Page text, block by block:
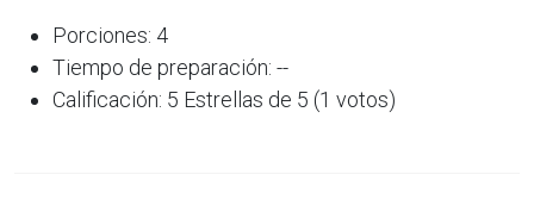
Porciones: 4
Tiempo de preparación: --
Calificación: 5 Estrellas de 5 (1 votos)